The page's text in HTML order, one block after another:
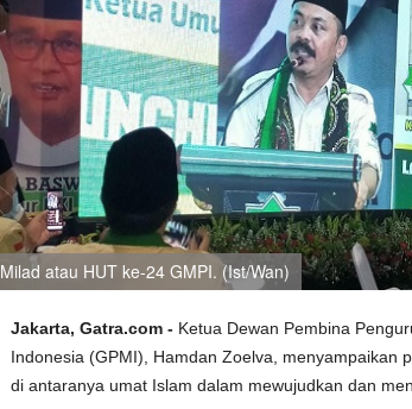
Milad atau HUT ke-24 GMPI. (Ist/Wan)
Jakarta, Gatra.com -Ketua Dewan Pembina
Indonesia (GPMI), Hamdan Zoelva, menyampaikan
di antaranya umat Islam dalam mewujudkan dan